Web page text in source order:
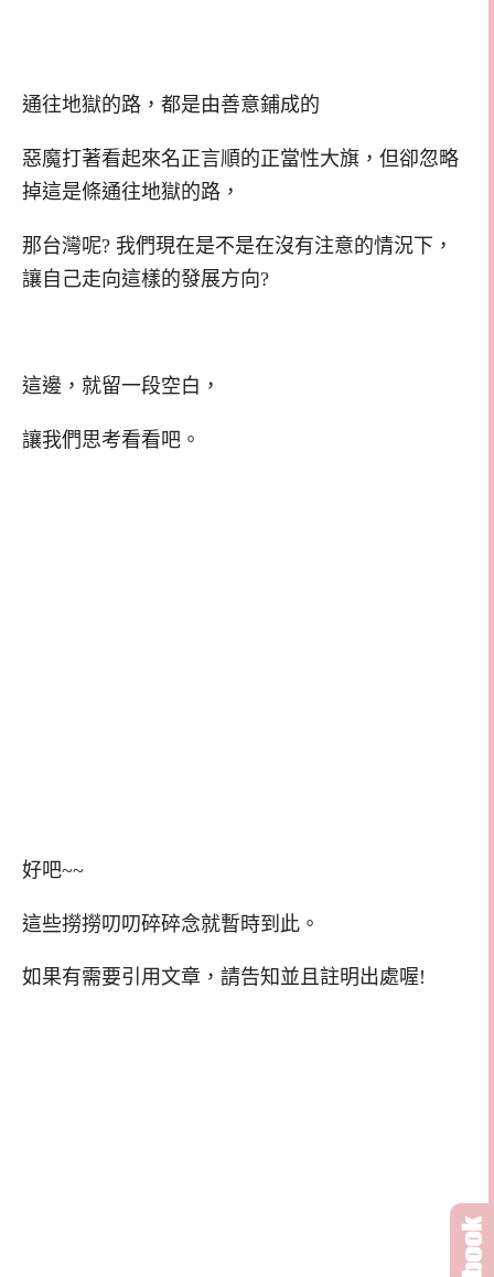
通往地獄的路，都是由善意鋪成的
惡魔打著看起來名正言順的正當性大旗，但卻忽略
掉這是條通往地獄的路，
那台灣呢? 我們現在是不是在沒有注意的情況下，
讓自己走向這樣的發展方向?
這邊，就留一段空白，
讓我們思考看看吧。
好吧~~
這些撈撈叨叨碎碎念就暫時到此。
如果有需要引用文章，請告知並且註明出處喔!